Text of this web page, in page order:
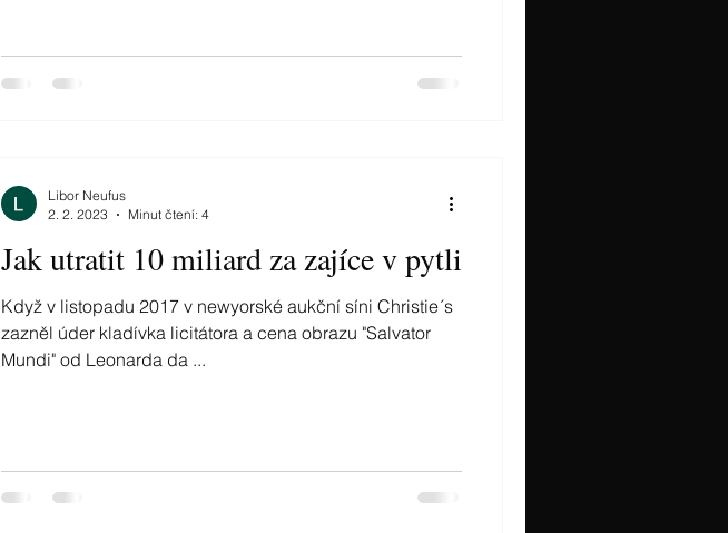
Jak utratit 10 miliard za zajíce v pytli
Když v listopadu 2017 v newyorské aukční síni Christie´s
zazněl úder kladívka licitátora a cena obrazu "Salvator
Mundi" od Leonarda da ...
Libor Neufus
2. 2. 2023
Minut čtení: 4